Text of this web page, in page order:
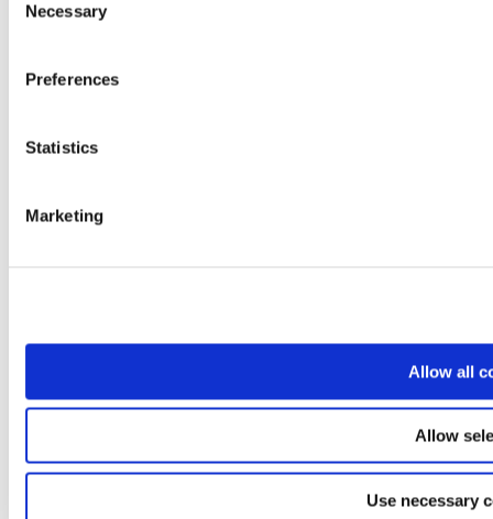
Selection
Necessary
Preferences
Statistics
Marketing
Allow all
Allow
Use necessary